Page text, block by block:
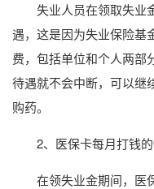
失业人员在领取失业
遇，这是因为失业保险基
费，包括单位和个人两部
待遇就不会中断，可以继
购药。
2、医保卡每月打钱
在领失业金期间，医